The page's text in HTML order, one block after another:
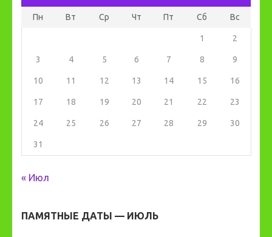
Пн Вт Ср Чт Пт Сб Вс
1 2
3 4 5 6 7 8 9
10 11 12 13 14 15 16
17 18 19 20 21 22 23
24 25 26 27 28 29 30
31
« Июл
ПАМЯТНЫЕ ДАТЫ — ИЮЛЬ